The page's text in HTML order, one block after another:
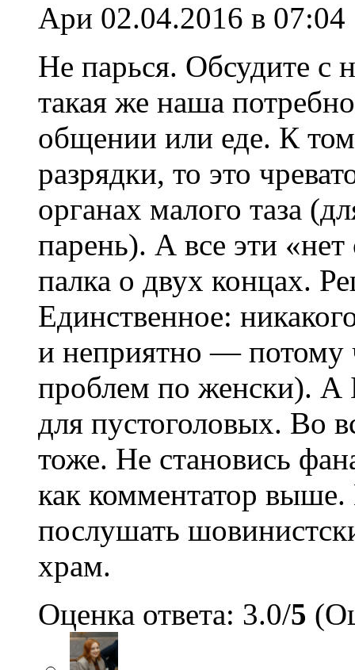
Ари 02.04.2016 в 07:04
Не парься. Обсудите с
такая же наша
общении или еде. К
разрядки, то это
органах малого таза
парень). А все эти «нет
палка о двух концах.
Единственное:
и неприятно — потому
проблем по женски). А
для пустоголовых. Во
тоже. Не становись
как комментатор
послушать
храм.
Оценка ответа: 3.0/5